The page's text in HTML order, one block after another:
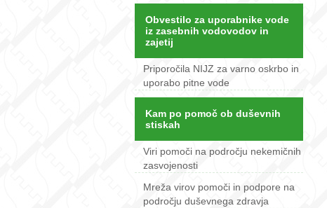
Obvestilo za uporabnike vode
iz zasebnih vodovodov in
zajetij
Priporočila NIJZ za varno oskrbo in
uporabo pitne vode
Kam po pomoč ob duševnih
stiskah
Viri pomoči na področju nekemičnih
zasvojenosti
Mreža virov pomoči in podpore na
področju duševnega zdravja